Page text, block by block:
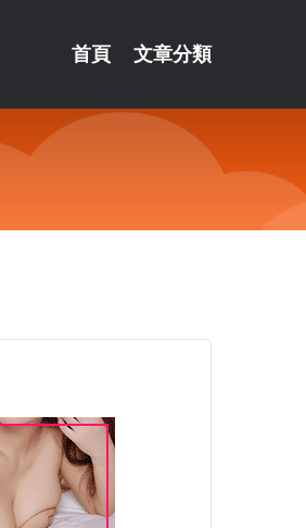
首頁 文章分類